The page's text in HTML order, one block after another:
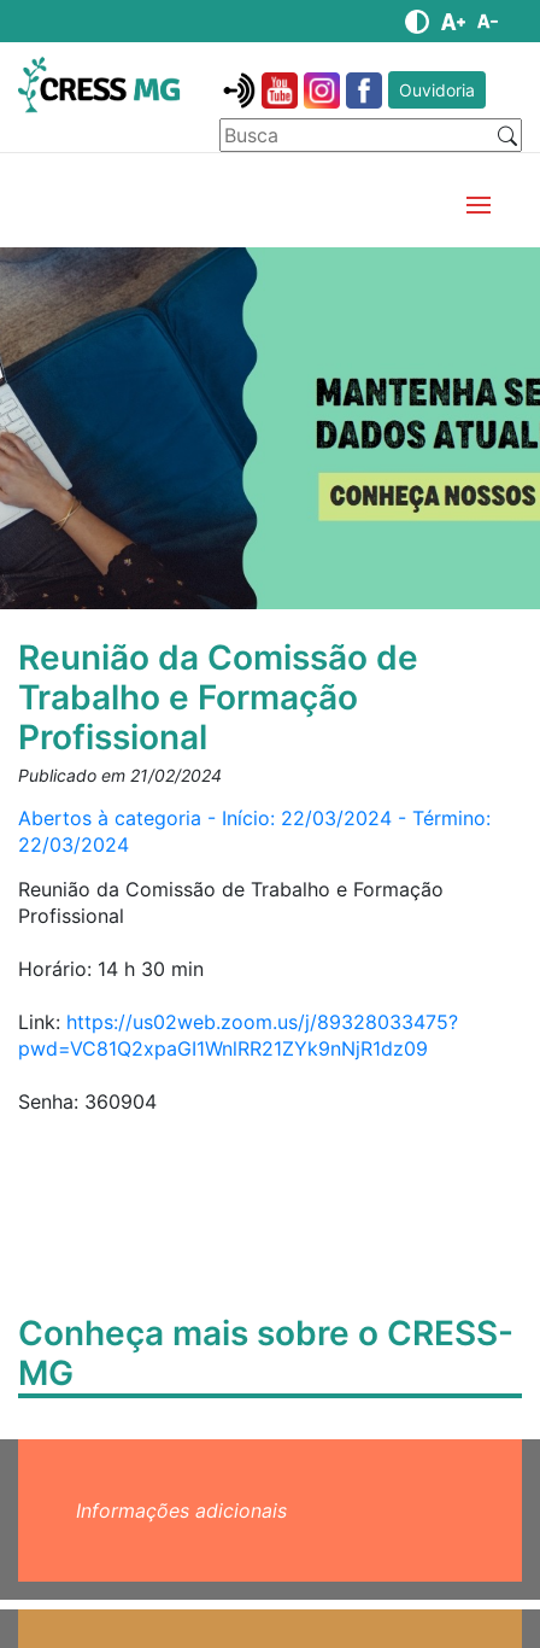
Ouvidoria
Reunião da Comissão de
Trabalho e Formação
Profissional
Publicado em 21/02/2024
Abertos à categoria - Início: 22/03/2024 - Término:
22/03/2024
Reunião da Comissão de Trabalho e Formação
Profissional
Horário: 14 h 30 min
Link: https://us02web.zoom.us/j/89328033475?
pwd=VC81Q2xpaGI1WnlRR21ZYk9nNjR1dz09
Senha: 360904
Conheça mais sobre o CRESS-
MG
Informações adicionais